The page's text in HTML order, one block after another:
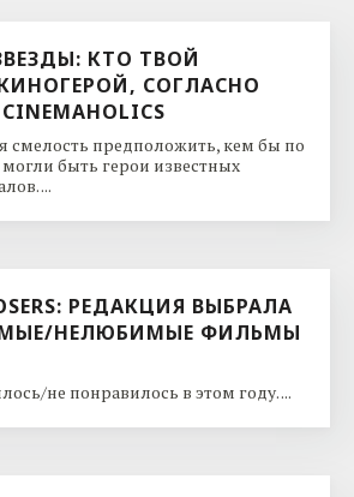
КТО ТВОЙ
СОГЛАСНО
смелость предположить, кем бы по
могли быть герои известных
...
РЕДАКЦИЯ ВЫБРАЛА
НЕЛЮБИМЫЕ ФИЛЬМЫ
не понравилось в этом году. ...